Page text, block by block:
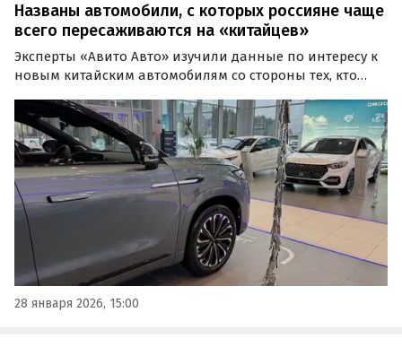
Названы автомобили, с которых россияне чаще
всего пересаживаются на «китайцев»
Эксперты «Авито Авто» изучили данные по интересу к
новым китайским автомобилям со стороны тех, кто
бюджетных машин чаще рассматривали популярные
кроссоверы, а продавцы авто премиальных марок
готовы были пересесть на более статусные китайские
модели.
28 января 2026, 15:00